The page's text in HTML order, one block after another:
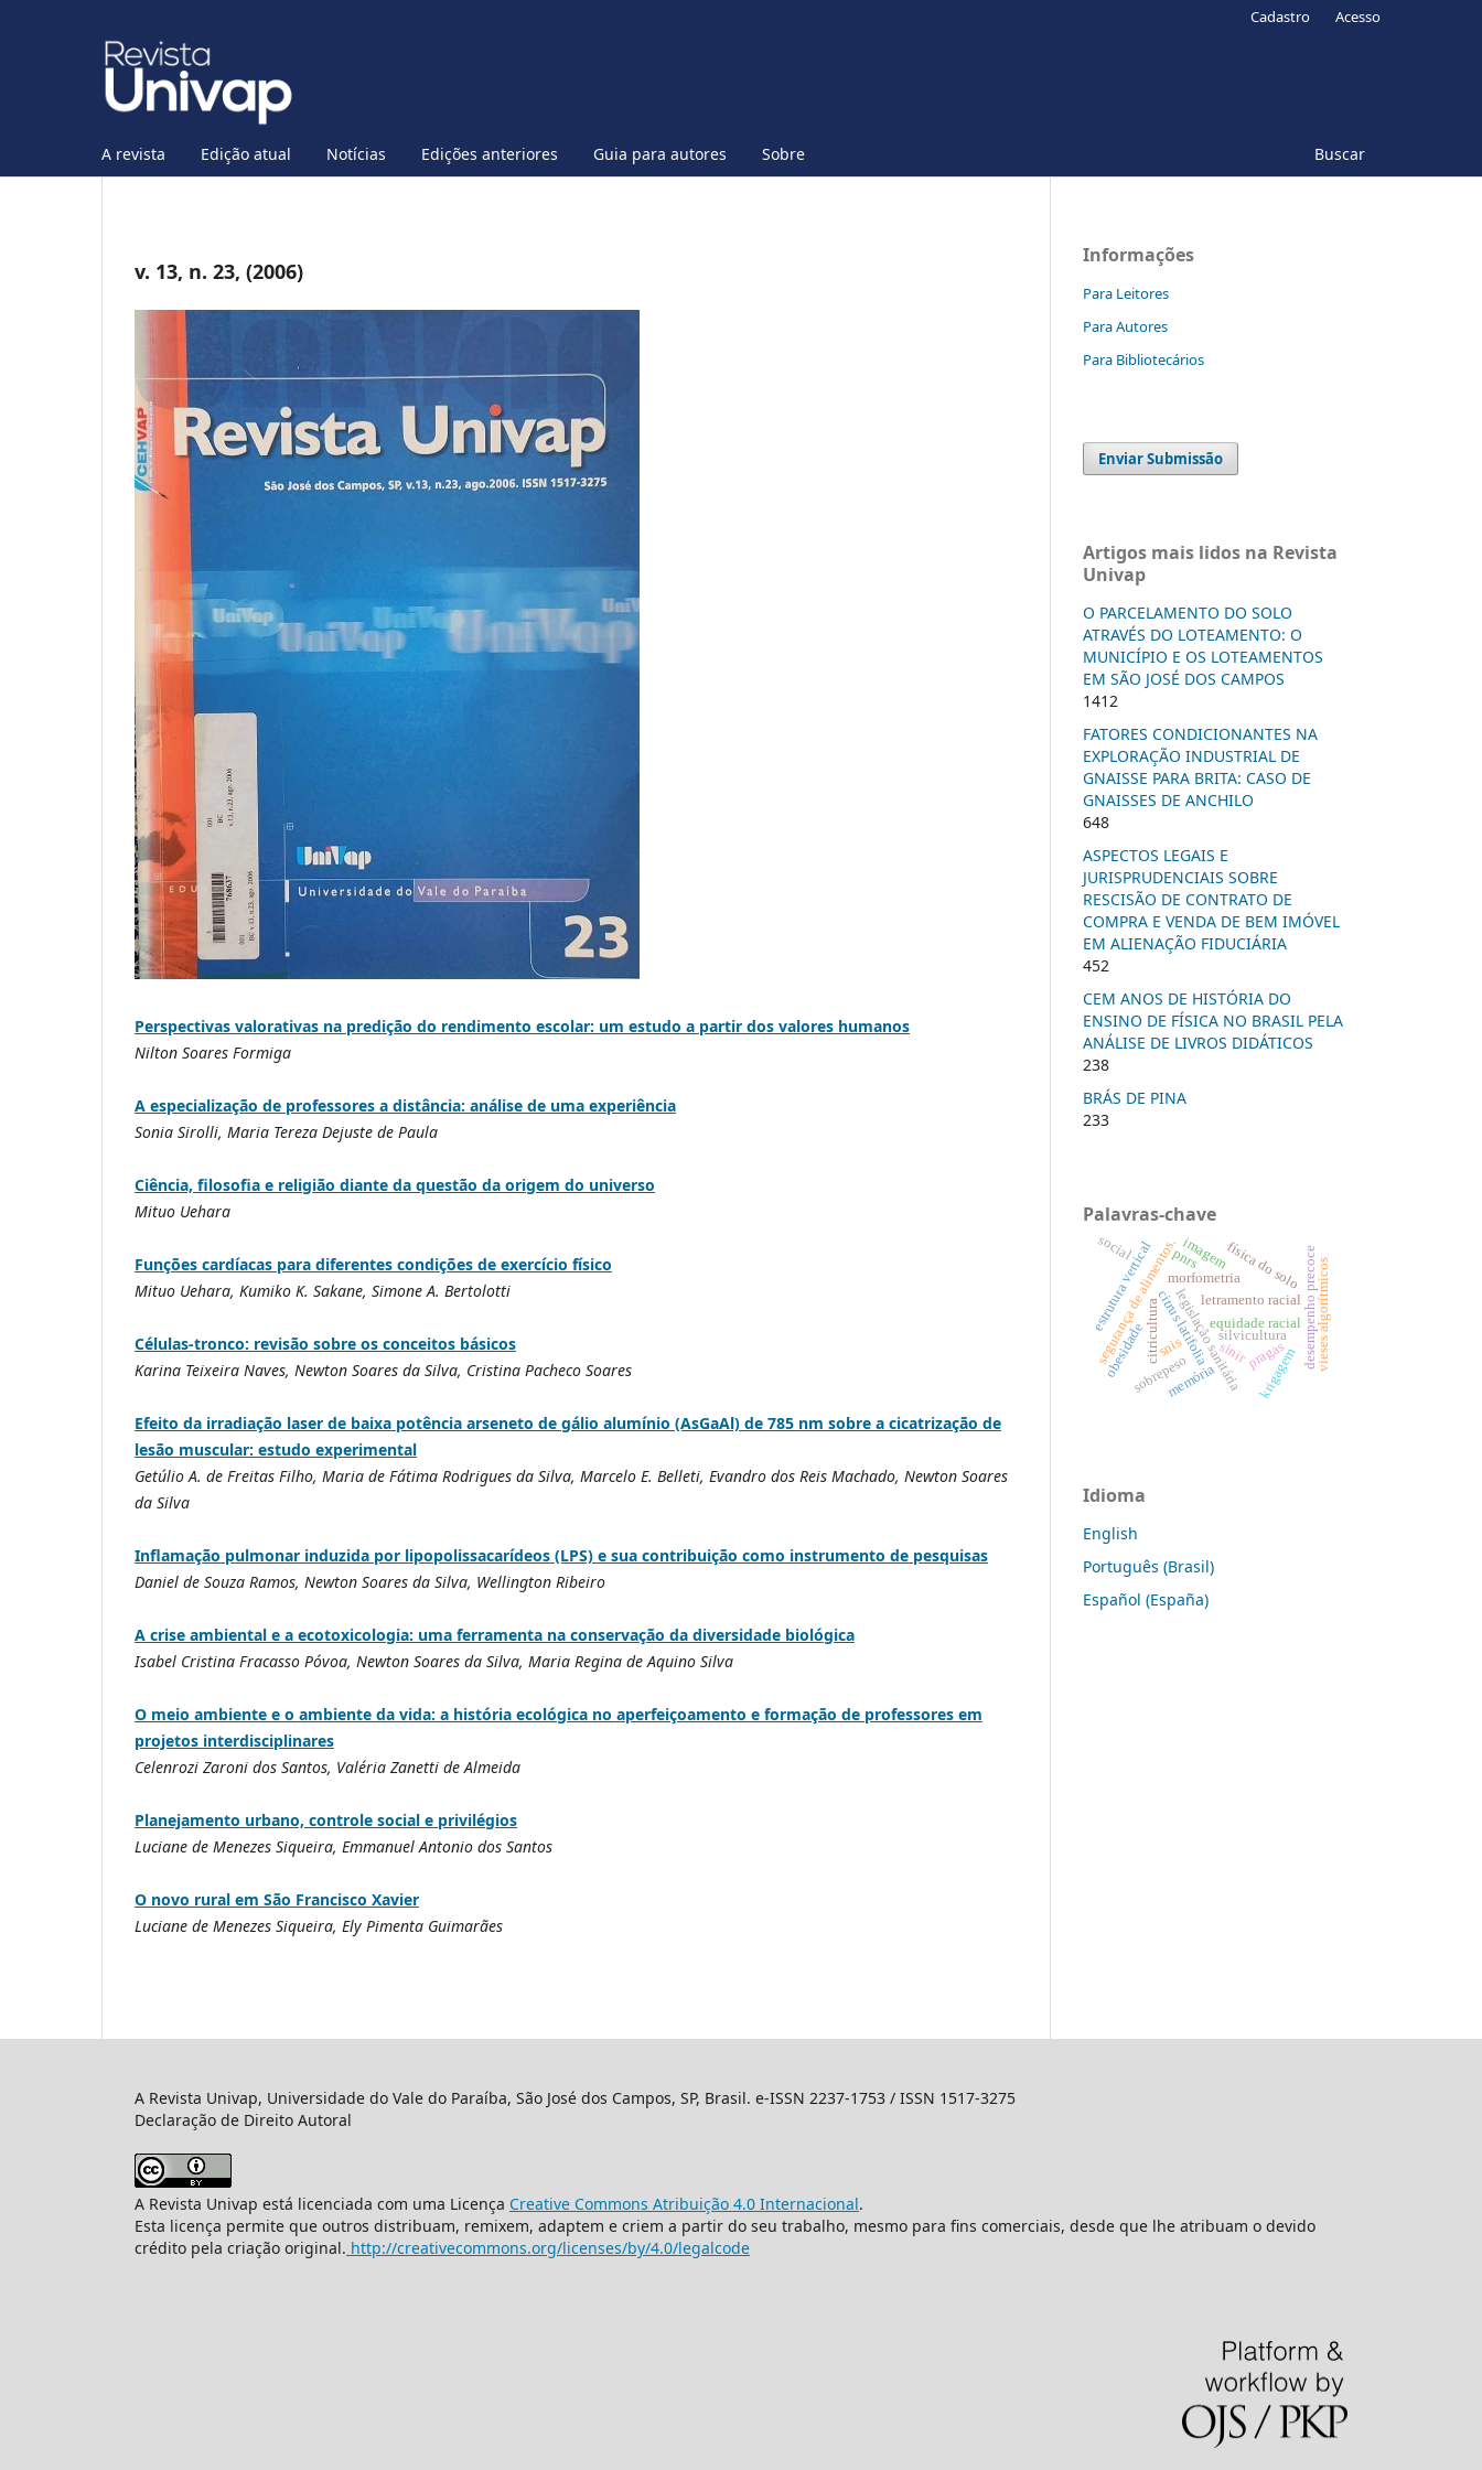
A revista Edição atual Notícias Edições anteriores Guia para autores Sobre Buscar
Cadastro Acesso
v. 13, n. 23, (2006)
Perspectivas valorativas na predição do rendimento escolar: um estudo a partir dos valores humanos
Nilton Soares Formiga
A especialização de professores a distância: análise de uma experiência
Sonia Sirolli, Maria Tereza Dejuste de Paula
Ciência, filosofia e religião diante da questão da origem do universo
Mituo Uehara
Funções cardíacas para diferentes condições de exercício físico
Mituo Uehara, Kumiko K. Sakane, Simone A. Bertolotti
Células-tronco: revisão sobre os conceitos básicos
Karina Teixeira Naves, Newton Soares da Silva, Cristina Pacheco Soares
Efeito da irradiação laser de baixa potência arseneto de gálio alumínio (AsGaAl) de 785 nm sobre a cicatrização de
lesão muscular: estudo experimental
Getúlio A. de Freitas Filho, Maria de Fátima Rodrigues da Silva, Marcelo E. Belleti, Evandro dos Reis Machado, Newton Soares
da Silva
Inflamação pulmonar induzida por lipopolissacarídeos (LPS) e sua contribuição como instrumento de pesquisas
Daniel de Souza Ramos, Newton Soares da Silva, Wellington Ribeiro
A crise ambiental e a ecotoxicologia: uma ferramenta na conservação da diversidade biológica
Isabel Cristina Fracasso Póvoa, Newton Soares da Silva, Maria Regina de Aquino Silva
O meio ambiente e o ambiente da vida: a história ecológica no aperfeiçoamento e formação de professores em
projetos interdisciplinares
Celenrozi Zaroni dos Santos, Valéria Zanetti de Almeida
Planejamento urbano, controle social e privilégios
Luciane de Menezes Siqueira, Emmanuel Antonio dos Santos
O novo rural em São Francisco Xavier
Luciane de Menezes Siqueira, Ely Pimenta Guimarães
Informações
Para Leitores
Para Autores
Para Bibliotecários
Enviar Submissão
Artigos mais lidos na Revista
Univap
O PARCELAMENTO DO SOLO
ATRAVÉS DO LOTEAMENTO: O
MUNICÍPIO E OS LOTEAMENTOS
EM SÃO JOSÉ DOS CAMPOS
1412
FATORES CONDICIONANTES NA
EXPLORAÇÃO INDUSTRIAL DE
GNAISSE PARA BRITA: CASO DE
GNAISSES DE ANCHILO
648
ASPECTOS LEGAIS E
JURISPRUDENCIAIS SOBRE
RESCISÃO DE CONTRATO DE
COMPRA E VENDA DE BEM IMÓVEL
EM ALIENAÇÃO FIDUCIÁRIA
452
CEM ANOS DE HISTÓRIA DO
ENSINO DE FÍSICA NO BRASIL PELA
ANÁLISE DE LIVROS DIDÁTICOS
238
BRÁS DE PINA
233
Palavras-chave
equidade racial
letramento racial
segurança de alimentos.legislação sanitária
citrus latifolia
citricultura desempenho precoce
pragas
morfometria
estrutura vertical
silvicultura
sobrepeso
obesidade
física do solo
krigagem
pnrs
snis sinir
memória
imagem
vieses algorítmicos
social
Idioma
English
Português (Brasil)
Español (España)
A Revista Univap, Universidade do Vale do Paraíba, São José dos Campos, SP, Brasil. e-ISSN 2237-1753 / ISSN 1517-3275
Declaração de Direito Autoral
A Revista Univap está licenciada com uma Licença Creative Commons Atribuição 4.0 Internacional.
Esta licença permite que outros distribuam, remixem, adaptem e criem a partir do seu trabalho, mesmo para fins comerciais, desde que lhe atribuam o devido
crédito pela criação original. http://creativecommons.org/licenses/by/4.0/legalcode